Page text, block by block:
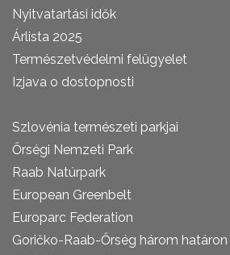
Nyitvatartási idők
Árlista 2025
Természetvédelmi felügyelet
Izjava o dostopnosti
Szlovénia természeti parkjai
Őrségi Nemzeti Park
Raab Natúrpark
European Greenbelt
Europarc Federation
Goričko-Raab-Őrség három